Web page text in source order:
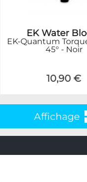
EK Water
EK-Quantum
45° - Noir
10,90 €
Affichage